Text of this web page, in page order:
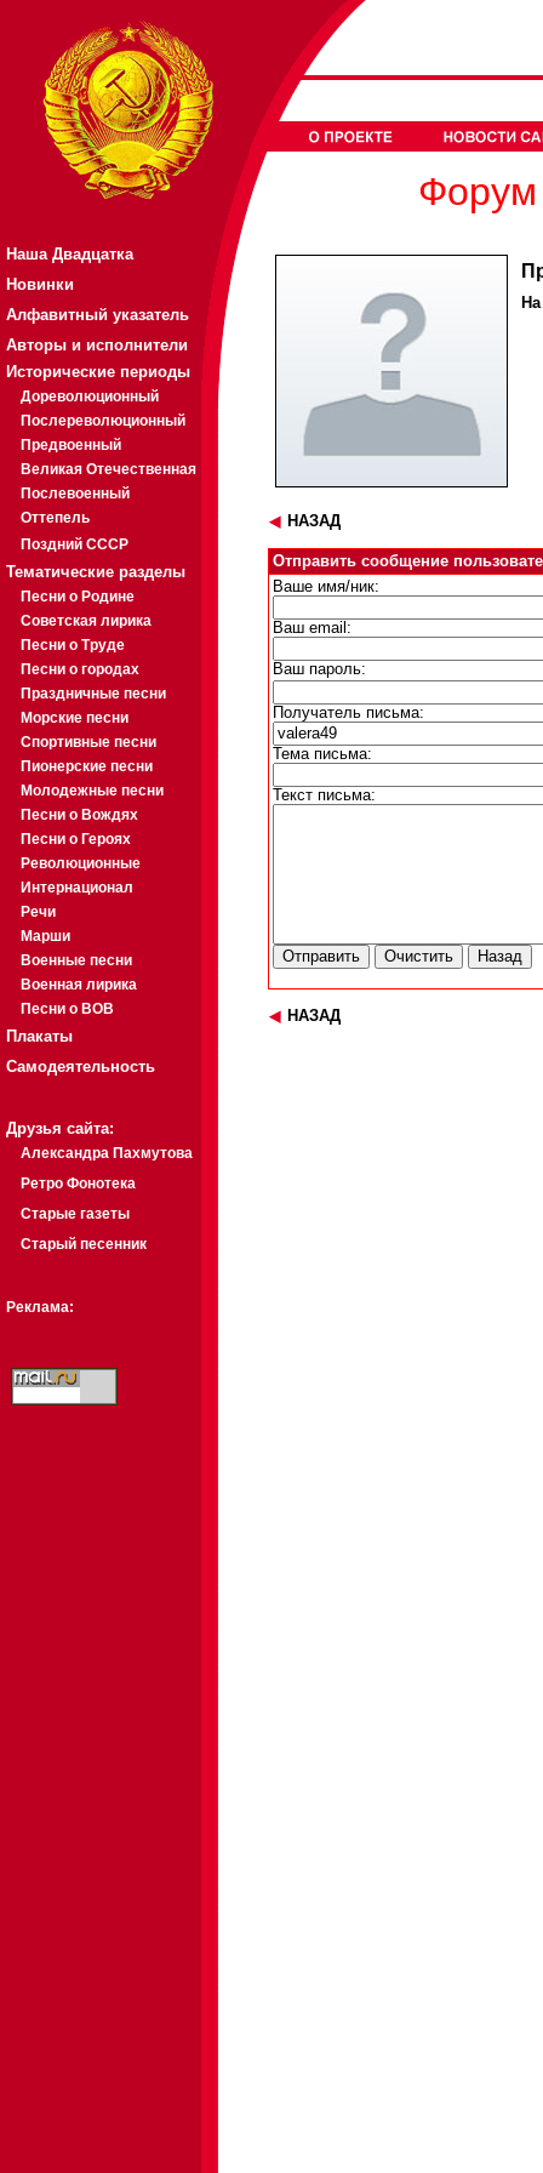
Наша Двадцатка
Новинки
Алфавитный указатель
Авторы и исполнители
Исторические периоды
Дореволюционный
Послереволюционный
Предвоенный
Великая Отечественная
Послевоенный
Оттепель
Поздний СССР
Тематические разделы
Песни о Родине
Советская лирика
Песни о Труде
Песни о городах
Праздничные песни
Морские песни
Спортивные песни
Пионерские песни
Молодежные песни
Песни о Вождях
Песни о Героях
Революционные
Интернационал
Речи
Марши
Военные песни
Военная лирика
Песни о ВОВ
Плакаты
Самодеятельность
Друзья сайта:
Александра Пахмутова
Ретро Фонотека
Старые газеты
Старый песенник
Реклама:
Форум
НАЗАД
Отправить сообщение
Ваше имя/ник:
Ваш email:
Ваш пароль:
Получатель письма:
Тема письма:
Текст письма:
НАЗАД